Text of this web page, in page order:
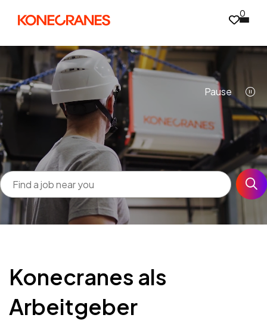
0
Pause
Konecranes als
Arbeitgeber